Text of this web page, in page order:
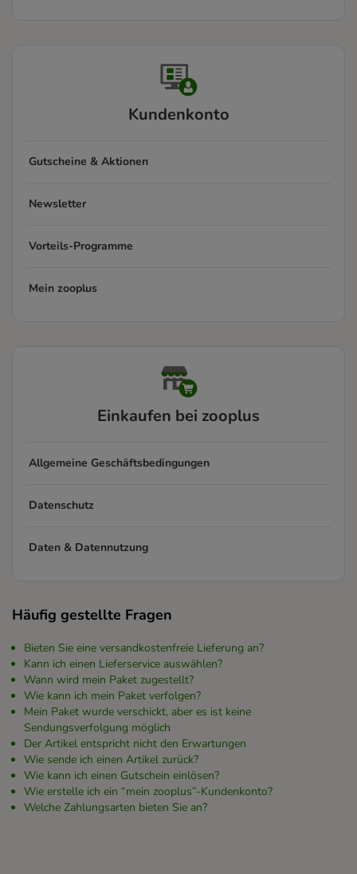
Kundenkonto
Gutscheine & Aktionen
Newsletter
Vorteils-Programme
Mein zooplus
Einkaufen bei zooplus
Allgemeine Geschäftsbedingungen
Datenschutz
Daten & Datennutzung
Häufig gestellte Fragen
Bieten Sie eine versandkostenfreie Lieferung an?
Kann ich einen Lieferservice auswählen?
Wann wird mein Paket zugestellt?
Wie kann ich mein Paket verfolgen?
Mein Paket wurde verschickt, aber es ist keine
Sendungsverfolgung möglich
Der Artikel entspricht nicht den Erwartungen
Wie sende ich einen Artikel zurück?
Wie kann ich einen Gutschein einlösen?
Wie erstelle ich ein “mein zooplus”-Kundenkonto?
Welche Zahlungsarten bieten Sie an?